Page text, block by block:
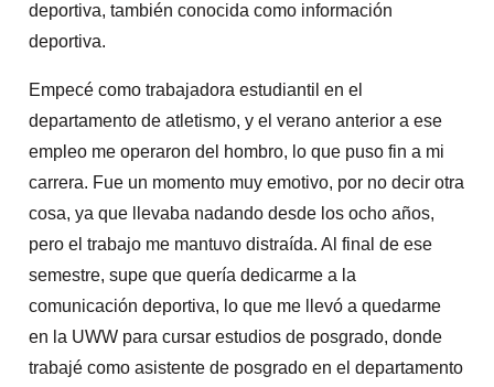
deportiva, también conocida como información
deportiva.
Empecé como trabajadora estudiantil en el
departamento de atletismo, y el verano anterior a ese
empleo me operaron del hombro, lo que puso fin a mi
carrera. Fue un momento muy emotivo, por no decir otra
cosa, ya que llevaba nadando desde los ocho años,
pero el trabajo me mantuvo distraída. Al final de ese
semestre, supe que quería dedicarme a la
comunicación deportiva, lo que me llevó a quedarme
en la UWW para cursar estudios de posgrado, donde
trabajé como asistente de posgrado en el departamento